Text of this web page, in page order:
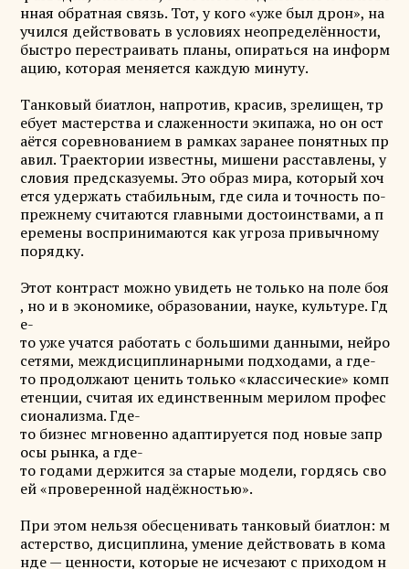
нная обратная связь. Тот, у кого «уже был дрон», на
учился действовать в условиях неопределённости,
быстро перестраивать планы, опираться на информ
ацию, которая меняется каждую минуту.
Танковый биатлон, напротив, красив, зрелищен, тр
ебует мастерства и слаженности экипажа, но он ост
аётся соревнованием в рамках заранее понятных пр
авил. Траектории известны, мишени расставлены, у
словия предсказуемы. Это образ мира, который хоч
ется удержать стабильным, где сила и точность по-
прежнему считаются главными достоинствами, а п
еремены воспринимаются как угроза привычному
порядку.
Этот контраст можно увидеть не только на поле боя
, но и в экономике, образовании, науке, культуре. Гд
е-
то уже учатся работать с большими данными, нейро
сетями, междисциплинарными подходами, а где-
то продолжают ценить только «классические» комп
етенции, считая их единственным мерилом профес
сионализма. Где-
то бизнес мгновенно адаптируется под новые запр
осы рынка, а где-
то годами держится за старые модели, гордясь сво
ей «проверенной надёжностью».
При этом нельзя обесценивать танковый биатлон: м
астерство, дисциплина, умение действовать в кома
нде — ценности, которые не исчезают с приходом н